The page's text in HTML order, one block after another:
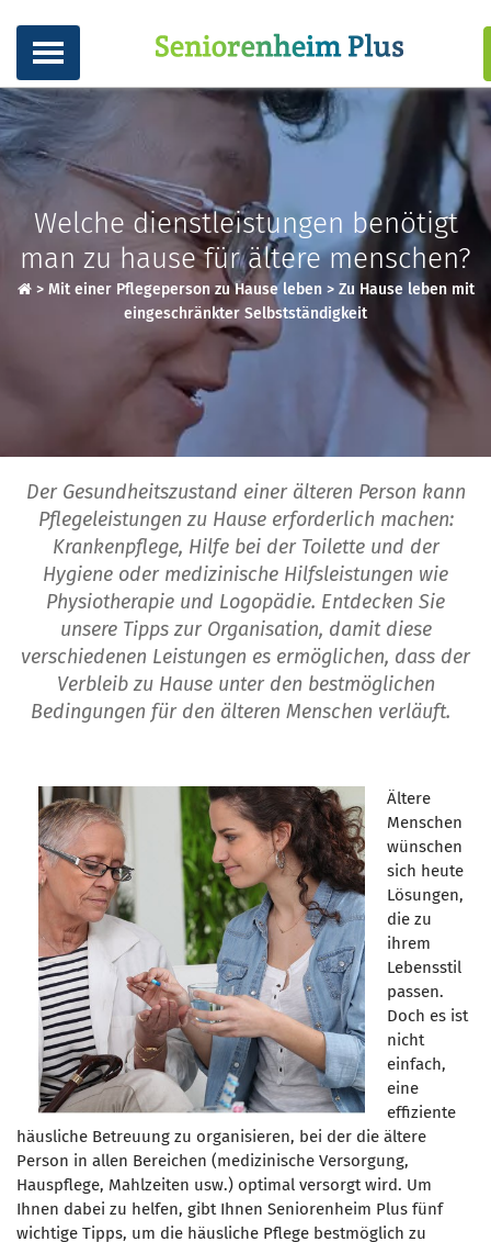
Welche dienstleistungen benötigt
man zu hause für ältere menschen?
> Mit einer Pflegeperson zu Hause leben> Zu Hause leben mit
eingeschränkter Selbstständigkeit
Der Gesundheitszustand einer älteren Person kann
Pflegeleistungen zu Hause erforderlich machen:
Krankenpflege, Hilfe bei der Toilette und der
Hygiene oder medizinische Hilfsleistungen wie
Physiotherapie und Logopädie. Entdecken Sie
unsere Tipps zur Organisation, damit diese
verschiedenen Leistungen es ermöglichen, dass der
Verbleib zu Hause unter den bestmöglichen
Bedingungen für den älteren Menschen verläuft.
Ältere
Menschen
wünschen
sich heute
Lösungen,
die zu
ihrem
Lebensstil
passen.
Doch es ist
nicht
einfach,
eine
effiziente
häusliche Betreuung zu organisieren, bei der die ältere
Person in allen Bereichen (medizinische Versorgung,
Hauspflege, Mahlzeiten usw.) optimal versorgt wird. Um
Ihnen dabei zu helfen, gibt Ihnen Seniorenheim Plus fünf
wichtige Tipps, um die häusliche Pflege bestmöglich zu